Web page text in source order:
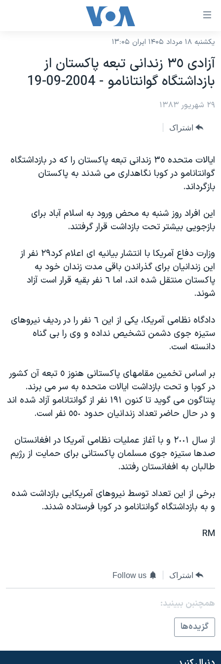
لینکهای
دسترسی
جهش
محتوای
اصلی
اصلی
جهش
جستجو
نسخه سبک وب‌سایت
موضوع ها
ایران
آمریکا
ورزشی
گزیده‌ها
ویدیوها
فرهنگ و زندگی
حقوق شهروندی
اقتصادی
علم و فناوری
گالری عکس
آرشیو پخش زنده
برنامه های تلویزیونی
جدول برنامه ها
جام جهانی ۲۰۲۶
عملیات خشم حماسی
بایگانی برنامه‌های تلویزیونی
مستندها
انتخابات ریاست جمهوری آمریکا ۲۰۲۴
حمله جمهوری اسلامی به اسرائیل
رمز مهسا
اعتراضات زن، زندگی، آزادی
مجموعه مستندهای دادخواهی
دادگاه حمید نوری
چهل سال گروگان‌گیری
قانون شفافیت دارائی کادر رهبری ایران
اسرائیل در جنگ
نرگس محمدی برنده جایزه نوبل صلح
صفحه‌های ویژه
فرکانس‌های صدای آمریکا
پخش رادیویی
دنبال کنید
زبانهای مختلف
یکشنبه ۱۸ مرداد ۱۴۰۵ ایران ۱۳:۰۵
آزادی ٣٥ زندانی تبعه پاکستان از
بازداشتگاه گوانتانامو - 2004-09-19
۲۹ شهریور ۱۳۸۳
اشتراک
ايالات متحده ٣٥ زندانی تبعه پاکستان را که در بازداشتگاه
گوانتانامو در کوبا نگاهداری می شدند به پاکستان
بازگرداند.
اين افراد روز شنبه به محض ورود به اسلام آباد برای
بازجويی بيشتر تحت بازداشت قرار گرفتند.
وزارت دفاع آمريکا با انتشار بيانيه ای اعلام کرد٢٩ نفر از
اين زندانيان برای گذراندن باقی مدت زندان خود به
پاکستان منتقل شده اند، اما ٦ نفر بقيه قرار است آزاد
شوند.
دادگاه نظامی آمريکا، يکی از اين ٦ نفر را در رديف نيروهای
ستيزه جوی دشمن تشخيص نداده و وی را بی گناه
دانسته است.
بر اساس تخمين مقامهای پاکستانی هنوز ٥ تبعه آن کشور
در کوبا و تحت بازداشت ايالات متحده به سر می برند.
پنتاگون می گويد تا کنون ١٩١ نفر از گوانتانامو آزاد شده اند
و در حال حاضر تعداد زندانيان حدود ٥٥٠ نفر است.
از سال ٢٠٠١ و با آغاز عمليات نظامی آمريکا در افغانستان
صدها ستيزه جوی مسلمان پاکستانی برای حمايت از رژيم
طالبان به افغانستان رفتند.
برخی از اين تعداد توسط نيروهای آمريکايی بازداشت شده
و به بازداشتگاه گوانتانامو در کوبا فرستاده شدند.
RM
اشتراک Follow us
همچنبن ببینید:
گزيده‌ها